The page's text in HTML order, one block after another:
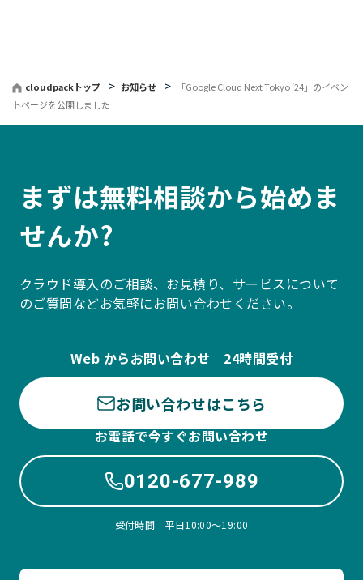
cloudpackトップ お知らせ
「Google Cloud Next Tokyo ’24」のイベン
トページを公開しました
まずは無料相談から始めま
せんか?
クラウド導入のご相談、お見積り、サービスについて
のご質問などお気軽にお問い合わせください。
Web からお問い合わせ 24時間受付
お問い合わせはこちら
お電話で今すぐお問い合わせ
0120-677-989
受付時間 平日10:00〜19:00